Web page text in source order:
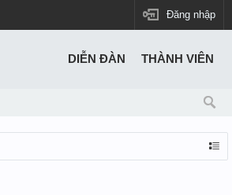
Đăng nhập
DIỄN ĐÀN THÀNH VIÊN